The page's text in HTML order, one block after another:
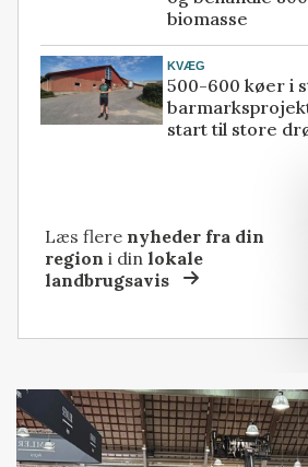
biomasse
KVÆG
500-600 køer i
start til store
Læs flere nyheder fra din
region i dinlokale
landbrugsavis